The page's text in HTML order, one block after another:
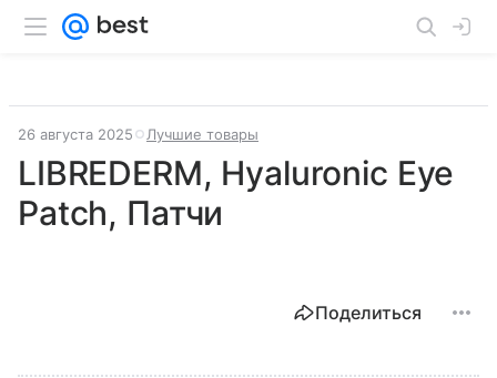
26 августа 2025 Лучшие товары
LIBREDERM, Hyaluronic Eye
Patch, Патчи
Поделиться